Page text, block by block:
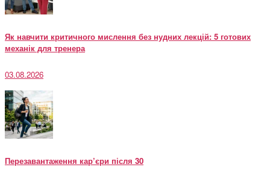
Як навчити критичного мислення без нудних лекцій: 5 готових
механік для тренера
03.08.2026
Перезавантаження кар’єри після 30